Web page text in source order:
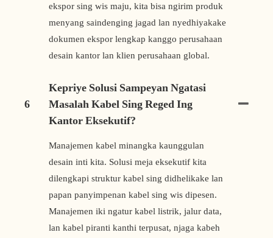
ekspor sing wis maju, kita bisa ngirim produk
menyang saindenging jagad lan nyedhiyakake
dokumen ekspor lengkap kanggo perusahaan
desain kantor lan klien perusahaan global.
6
Kepriye Solusi Sampeyan Ngatasi
Masalah Kabel Sing Reged Ing
Kantor Eksekutif?
Manajemen kabel minangka kaunggulan
desain inti kita. Solusi meja eksekutif kita
dilengkapi struktur kabel sing didhelikake lan
papan panyimpenan kabel sing wis dipesen.
Manajemen iki ngatur kabel listrik, jalur data,
lan kabel piranti kanthi terpusat, njaga kabeh